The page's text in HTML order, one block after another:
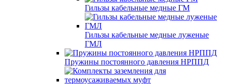
Гильзы кабельные медные ГМ
Гильзы кабельные медные луженые
ГМЛ
Пружины постоянного давления НРППД